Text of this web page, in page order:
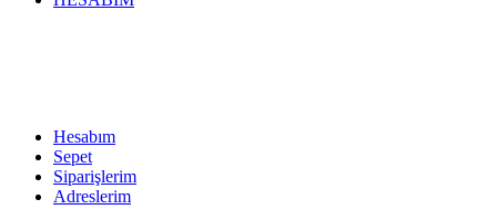
Hesabım
Sepet
Siparişlerim
Adreslerim